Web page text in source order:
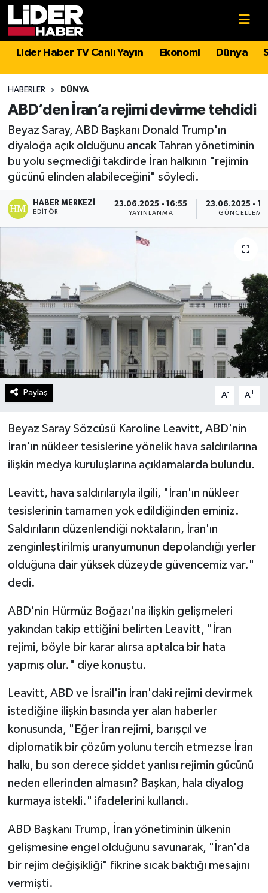
Lider Haber TV Canlı Yayın Ekonomi Dünya
HABERLER DÜNYA
ABD’den İran’a rejimi devirme tehdidi
Beyaz Saray, ABD Başkanı Donald Trump'ın
diyaloğa açık olduğunu ancak Tahran yönetiminin
bu yolu seçmediği takdirde İran halkının "rejimin
gücünü elinden alabileceğini" söyledi.
HABER MERKEZI
EDITÖR
23.06.2025 - 16:55
YAYINLANMA
23.06.2025 -
GÜNCELLEME
Paylaş A- A+
Beyaz Saray Sözcüsü Karoline Leavitt, ABD'nin
İran'ın nükleer tesislerine yönelik hava saldırılarına
ilişkin medya kuruluşlarına açıklamalarda bulundu.
Leavitt, hava saldırılarıyla ilgili, "İran'ın nükleer
tesislerinin tamamen yok edildiğinden eminiz.
Saldırıların düzenlendiği noktaların, İran'ın
zenginleştirilmiş uranyumunun depolandığı yerler
olduğuna dair yüksek düzeyde güvencemiz var."
dedi.
ABD'nin Hürmüz Boğazı'na ilişkin gelişmeleri
yakından takip ettiğini belirten Leavitt, "İran
rejimi, böyle bir karar alırsa aptalca bir hata
yapmış olur." diye konuştu.
Leavitt, ABD ve İsrail'in İran'daki rejimi devirmek
istediğine ilişkin basında yer alan haberler
konusunda, "Eğer İran rejimi, barışçıl ve
diplomatik bir çözüm yolunu tercih etmezse İran
halkı, bu son derece şiddet yanlısı rejimin gücünü
neden ellerinden almasın? Başkan, hala diyalog
kurmaya istekli." ifadelerini kullandı.
ABD Başkanı Trump, İran yönetiminin ülkenin
gelişmesine engel olduğunu savunarak, "İran'da
bir rejim değişikliği" fikrine sıcak baktığı mesajını
vermişti.
Politika
Asayiş
Dünya
Magazin
Spor
Sağlık
Turizm
Kültür - Sanat
Lider Haber TV Canlı Yayın izle
Hava Durumu
İstanbul Namaz Vakitleri
Trafik Durumu
Süper Lig Puan Durumu ve Fikstür
Tüm Manşetler
Son Dakika Haberleri